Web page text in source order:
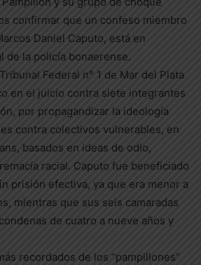
confirmar que un confeso miembro
Daniel Caputo, está en
de la policía bonaerense.
Federal n° 1 de Mar del Plata
en el juicio contra siete integrantes
por propagandizar la ideología
contra colectivos vulnerables, en
basados en ideas de odio,
racial. Caputo fue beneficiado
prisión efectiva, ya que era menor a
mientras que sus seis camaradas
de cuatro a nueve años y
recordados de los “pampillones”